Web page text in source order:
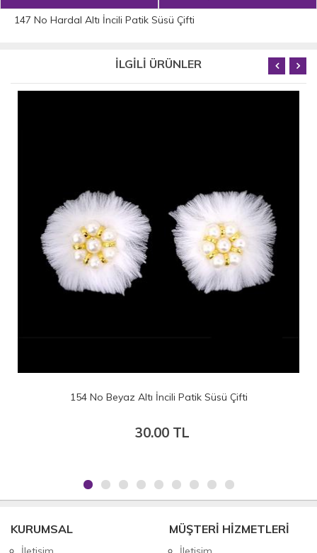
147 No Hardal Altı İncili Patik Süsü Çifti
İLGİLİ ÜRÜNLER
168 No Sütlü Kahve Altı İncili Patik Süsü
KURUMSAL MÜŞTERİ HİZMETLERİ